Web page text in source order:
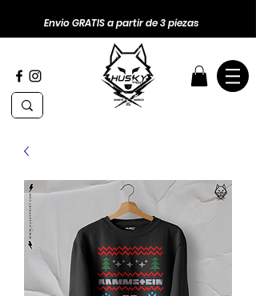
Envio GRATIS a partir de 3 piezas